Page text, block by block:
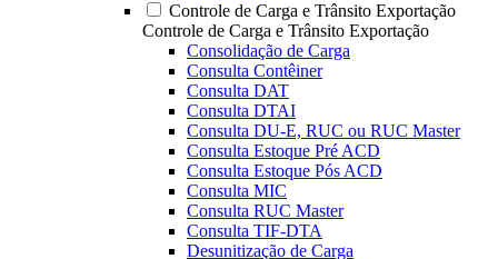
Controle de Carga e Trânsito Exportação
Controle de Carga e Trânsito Exportação
Consolidação de Carga
Consulta Contêiner
Consulta DAT
Consulta DTAI
Consulta DU-E, RUC ou RUC Master
Consulta Estoque Pré ACD
Consulta Estoque Pós ACD
Consulta MIC
Consulta RUC Master
Consulta TIF-DTA
Desunitização de Carga